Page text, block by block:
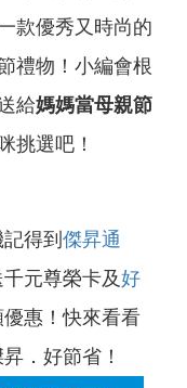
款優秀又時尚的
禮物！小編會根
給媽媽當母親節
挑選吧！
得到 傑昇通
元尊榮卡及好
惠！快來看看
．好節省！